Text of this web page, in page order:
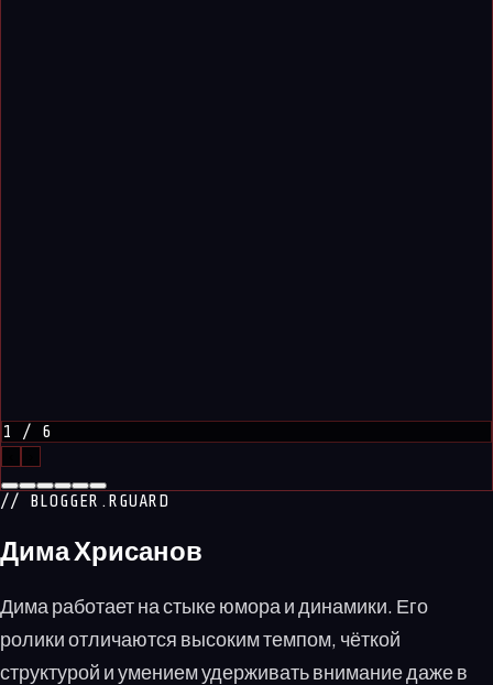
1 / 6
// BLOGGER.RGUARD
Дима Хрисанов
Дима работает на стыке юмора и динамики. Его
ролики отличаются высоким темпом, чёткой
структурой и умением удерживать внимание даже в